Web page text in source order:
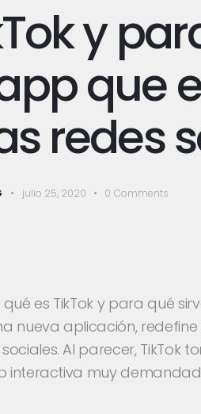
y
que
redes
julio 25, 2020 0 Comments
es TikTok y para qué
nueva aplicación, redefine
Al parecer, TikTok
interactiva muy